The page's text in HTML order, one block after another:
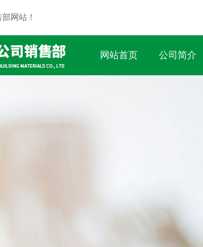
网站！
网站首页 公司简介